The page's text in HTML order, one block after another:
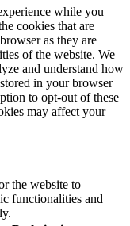
while you
cookies that are
as they are
of the website. We
and understand how
in your browser
to opt-out of these
may affect your
the website to
functionalities and